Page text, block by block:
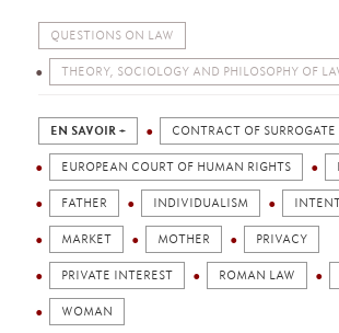
QUESTIONS ON LAW
THEORY, SOCIOLOGY AND PHILOSOPHY OF
EN SAVOIR + CONTRACT OF
EUROPEAN COURT OF HUMAN RIGHTS
FATHER INDIVIDUALISM
MARKET MOTHER PRIVACY
PRIVATE INTEREST ROMAN LAW
WOMAN